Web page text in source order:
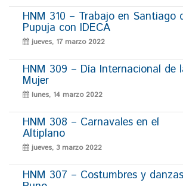
HNM 310 – Trabajo en Santiago
Pupuja con IDECA
jueves, 17 marzo 2022
HNM 309 – Día Internacional de
Mujer
lunes, 14 marzo 2022
HNM 308 – Carnavales en el
Altiplano
jueves, 3 marzo 2022
HNM 307 – Costumbres y